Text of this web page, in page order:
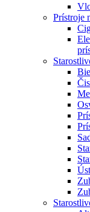
Prístroje